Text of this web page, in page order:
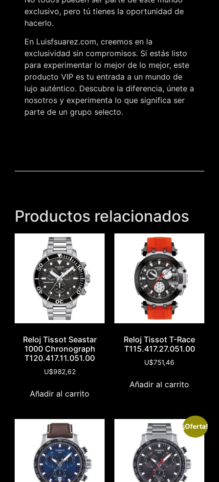
exclusivo, pero tú tienes la oportunidad de
hacerlo.
En Luisfsuarez.com, creemos en la
exclusividad sin compromisos. Si estás listo
para experimentar lo mejor de lo mejor, este
producto VIP es tu entrada a un mundo de
lujo auténtico. Descubre la diferencia, únete a
nosotros y experimenta lo que significa ser
parte de un grupo selecto.
Productos relacionados
Reloj Tissot Seastar
1000 Chronograph
T120.417.11.051.00
U$982,62
Añadir al carrito
Reloj Tissot T-Race
T115.417.27.051.00
U$751,46
Añadir al carrito
¡Oferta!